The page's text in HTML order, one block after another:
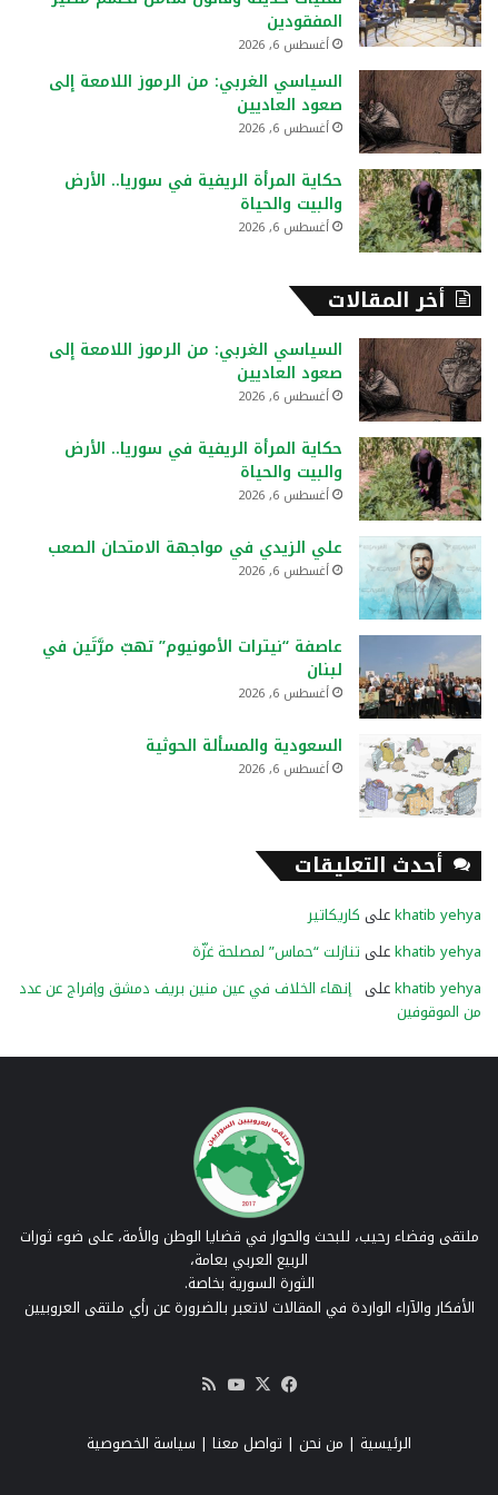
المفقودين
أغسطس 6, 2026
السياسي الغربي: من الرموز اللامعة إلى
صعود العاديين
أغسطس 6, 2026
حكاية المرأة الريفية في سوريا.. الأرض
والبيت والحياة
أغسطس 6, 2026
أخر المقالات
السياسي الغربي: من الرموز اللامعة إلى
صعود العاديين
أغسطس 6, 2026
حكاية المرأة الريفية في سوريا.. الأرض
والبيت والحياة
أغسطس 6, 2026
علي الزيدي في مواجهة الامتحان الصعب
أغسطس 6, 2026
عاصفة “نيترات الأمونيوم” تهبّ مرَّتَين في
لبنان
أغسطس 6, 2026
السعودية والمسألة الحوثية
أغسطس 6, 2026
أحدث التعليقات
khatib yehyaعلى كاريكاتير
khatib yehyaعلى تنازلت “حماس” لمصلحة غزّة
khatib yehyaعلى إنهاء الخلاف في عين منين بريف دمشق وإفراج عن عدد
من الموقوفين
ملتقى وفضاء رحيب، للبحث والحوار في قضايا الوطن والأمة، على ضوء ثورات
الربيع العربي بعامة،
الثورة السورية بخاصة.
الأفكار والآراء الواردة في المقالات لاتعبر بالضرورة عن رأي ملتقى العروبيين
فيسبوك
‫X
‫YouTube
RSS
الرئيسية | من نحن | تواصل معنا | سياسة الخصوصية